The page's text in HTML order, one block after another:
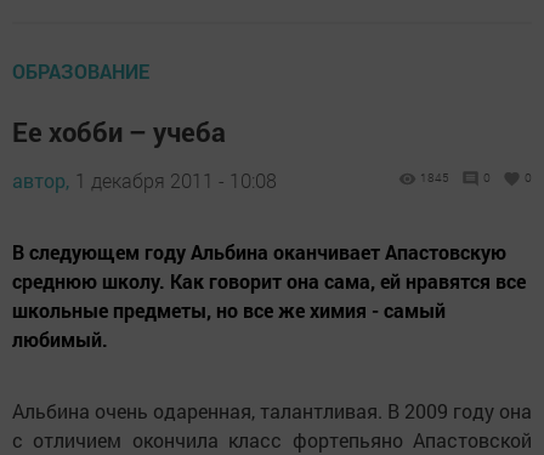
ОБРАЗОВАНИЕ
Ее хобби – учеба
автор, 1 декабря 2011 - 10:08 1845 0 0
В следующем году Альбина оканчивает Апастовскую
среднюю школу. Как говорит она сама, ей нравятся все
школьные предметы, но все же химия - самый
любимый.
Альбина очень одаренная, талантливая. В 2009 году она
с отличием окончила класс фортепьяно Апастовской